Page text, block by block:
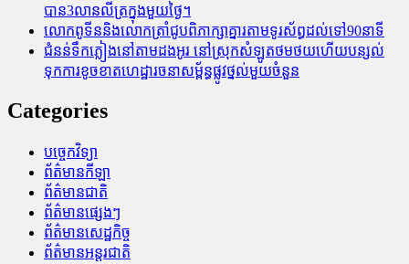
បាន3លានលីត្រក្នុងមួយថ្ងៃ។
លោកពូទីននិងលោកត្រាំជូបពិភាក្សាគ្នារតាមទូរស័ព្ធដល់ទៅ90នាទី
ជំនន់​ទឹកភ្លៀង​នៅ​តាម​ដងអូរ​ នៅ​ស្រុក​សំឡូត​ថមថយ​ហើយ​បន្សល់​
ទុក​ការ​ខូចខាត​ហេដ្ឋារចនាសម្ព័ន្ធ​ផ្លូវថ្នល់​មួយ​ចំនួន
Categories
បច្ចេកវិទ្យា
ព័ត៌មានកីឡា
ព័ត៌មានជាតិ
ព័ត៌មានផ្សេងៗ
ព័ត៌មានសេដ្ឋកិច្ច
ព័ត៌មានអន្តរជាតិ